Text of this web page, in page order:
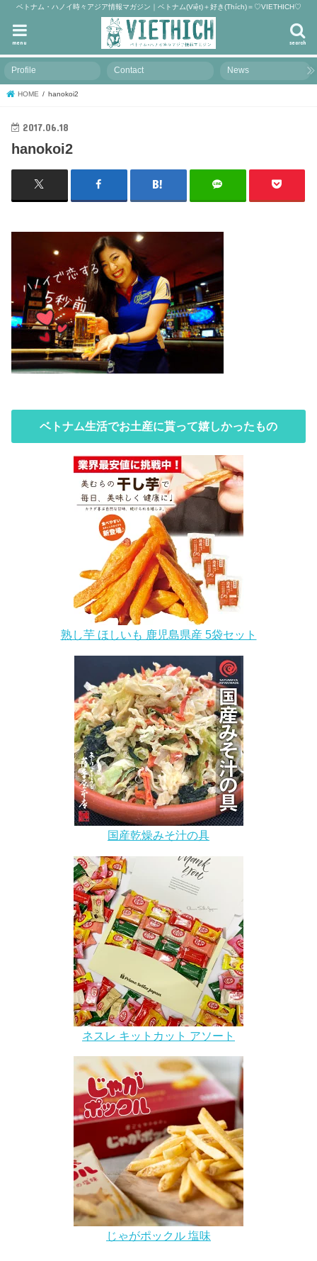
ベトナム・ハノイ時々アジア情報マガジン｜ベトナム(Việt)＋好き(Thích)＝♡VIETHICH♡
search
menu
Profile Contact News
HOME hanokoi2
2017.06.18
hanokoi2
ベトナム生活でお土産に貰って嬉しかったもの
熟し芋 ほしいも 鹿児島県産 5袋セット
国産乾燥みそ汁の具
ネスレ キットカット アソート
じゃがポックル 塩味